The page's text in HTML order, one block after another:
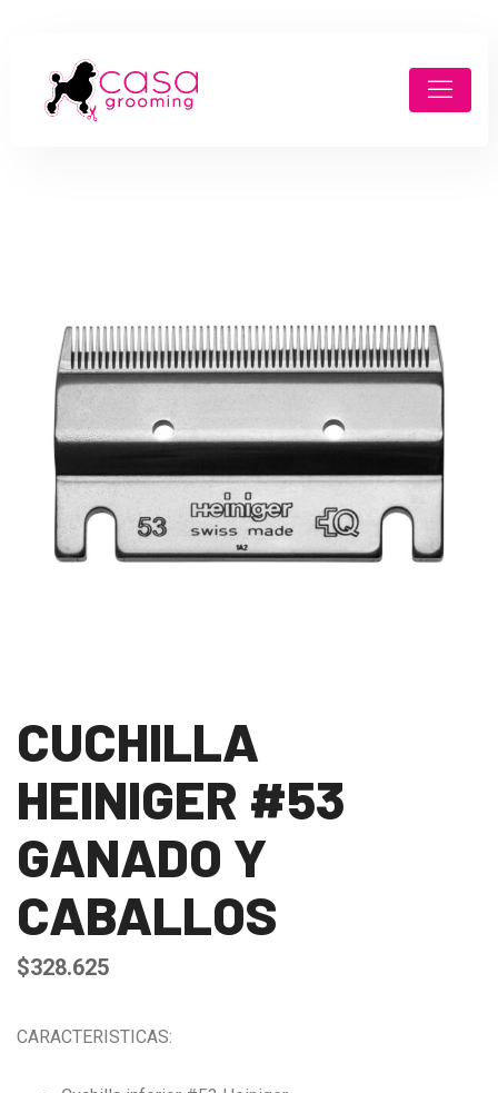
CUCHILLA
HEINIGER #53
GANADO Y
CABALLOS
$328.625
CARACTERISTICAS: